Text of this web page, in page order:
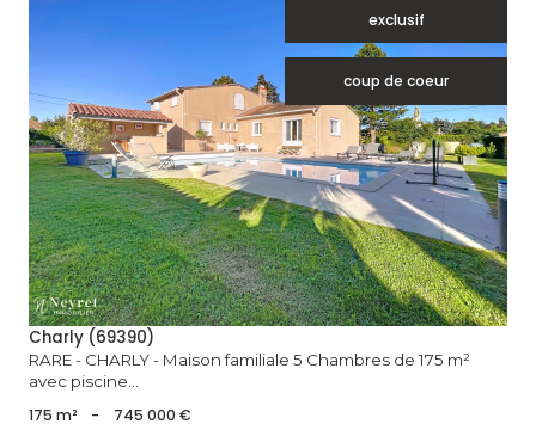
exclusif
coup de coeur
voir le bien
Charly (69390)
RARE - CHARLY - Maison familiale 5 Chambres de 175 m²
avec piscine...
175 m² - 745 000 €